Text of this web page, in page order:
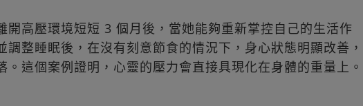
開高壓環境短短 3 個月後，當她能夠重新掌控自己的生活作
調整睡眠後，在沒有刻意節食的情況下，身心狀態明顯改善，
。這個案例證明，心靈的壓力會直接具現化在身體的重量上。